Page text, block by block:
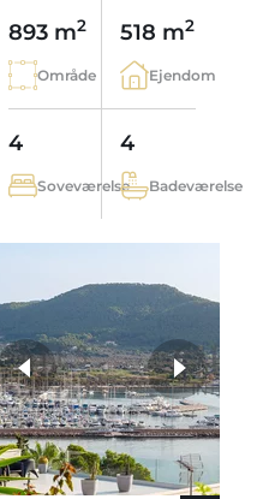
893 m2
Område
518 m2
Ejendom
4
Soveværelse
4
Badeværelse